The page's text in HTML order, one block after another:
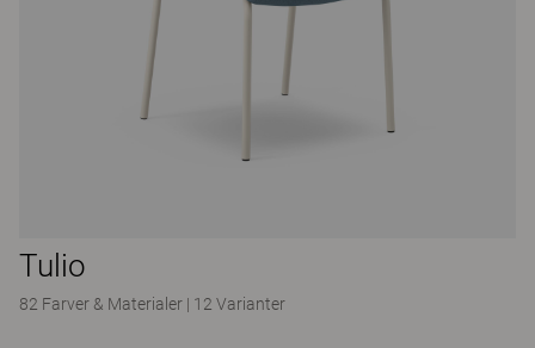
Tulio
82 Farver & Materialer | 12 Varianter